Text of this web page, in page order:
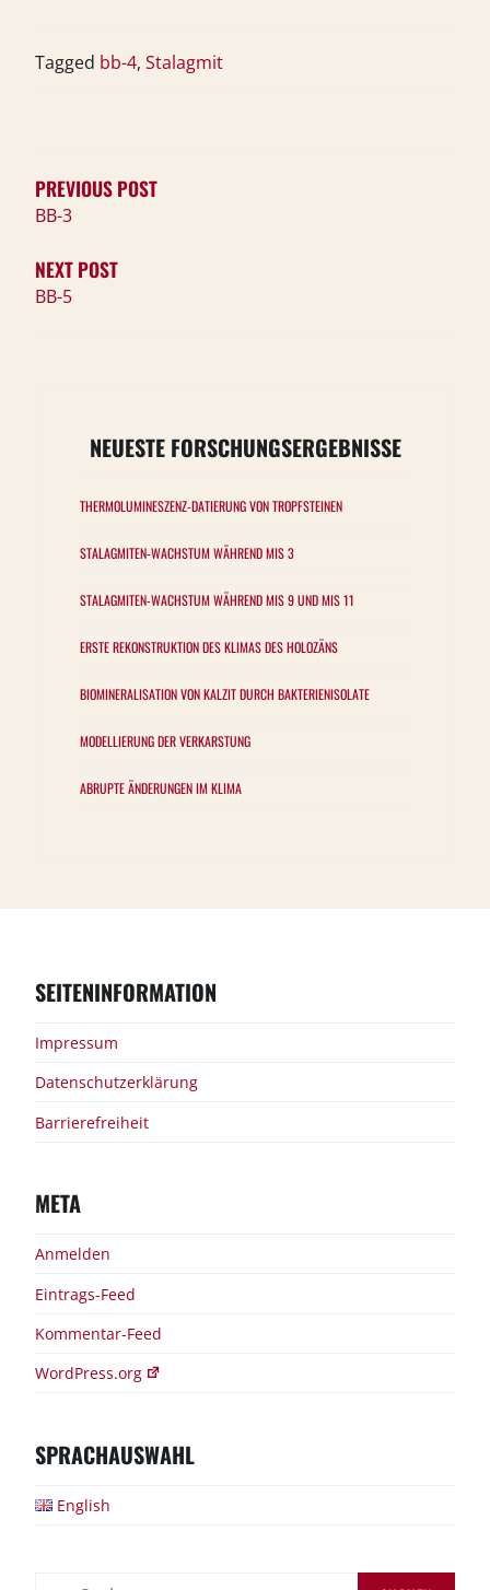
Tagged bb-4, Stalagmit
PREVIOUS POST
BB-3
NEXT POST
BB-5
NEUESTE FORSCHUNGSERGEBNISSE
THERMOLUMINESZENZ-DATIERUNG VON TROPFSTEINEN
STALAGMITEN-WACHSTUM WÄHREND MIS 3
STALAGMITEN-WACHSTUM WÄHREND MIS 9 UND MIS 11
ERSTE REKONSTRUKTION DES KLIMAS DES HOLOZÄNS
BIOMINERALISATION VON KALZIT DURCH BAKTERIENISOLATE
MODELLIERUNG DER VERKARSTUNG
ABRUPTE ÄNDERUNGEN IM KLIMA
SEITENINFORMATION
Impressum
Datenschutzerklärung
Barrierefreiheit
META
Anmelden
Eintrags-Feed
Kommentar-Feed
WordPress.org
SPRACHAUSWAHL
English